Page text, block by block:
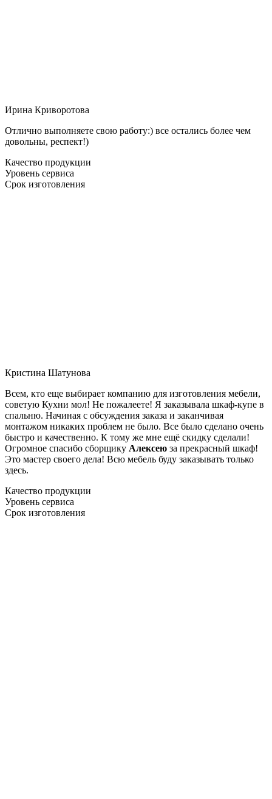
Ирина Криворотова
Отлично выполняете свою работу:) все остались более чем
довольны, респект!)
Качество продукции
Уровень сервиса
Срок изготовления
Кристина Шатунова
Всем, кто еще выбирает компанию для изготовления мебели,
советую Кухни мол! Не пожалеете! Я заказывала шкаф-купе в
спальню. Начиная с обсуждения заказа и заканчивая
монтажом никаких проблем не было. Все было сделано очень
быстро и качественно. К тому же мне ещё скидку сделали!
Огромное спасибо сборщику Алексею за прекрасный шкаф!
Это мастер своего дела! Всю мебель буду заказывать только
здесь.
Качество продукции
Уровень сервиса
Срок изготовления